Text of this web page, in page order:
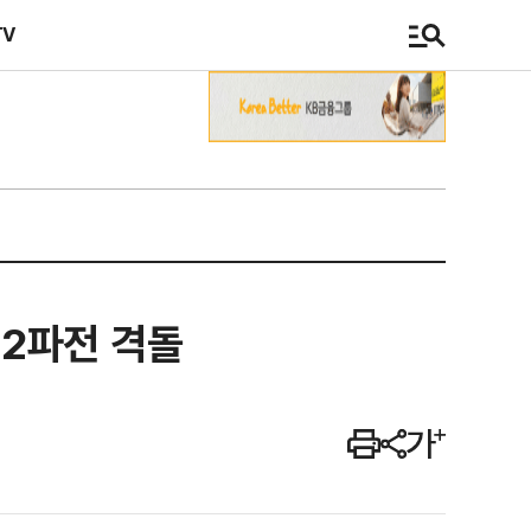
파전 격돌